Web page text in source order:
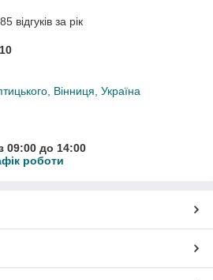
відгуків за рік
Вінниця, Україна
09:00 до 14:00
роботи